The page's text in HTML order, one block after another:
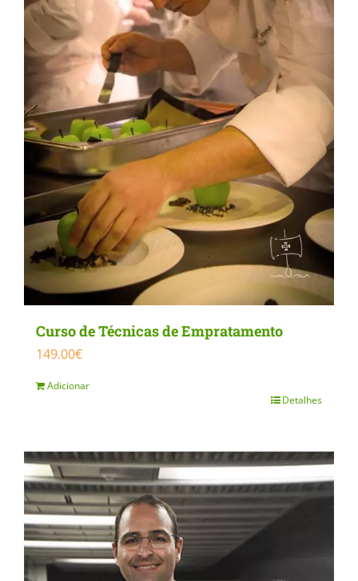
Curso de Técnicas de Empratamento
149.00€
Adicionar
Detalhes